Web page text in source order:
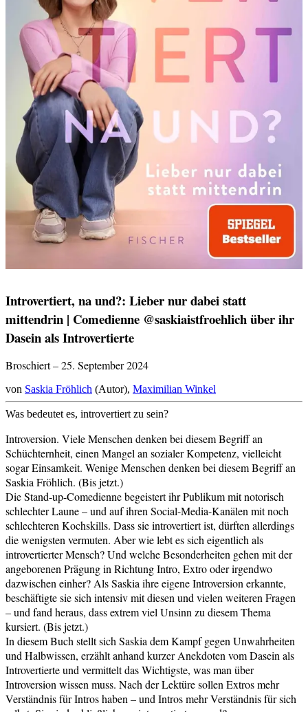
Introvertiert, na und?: Lieber nur dabei statt
mittendrin | Comedienne @saskiaistfroehlich über ihr
Dasein als Introvertierte
Broschiert – 25. September 2024
von Saskia Fröhlich (Autor), Maximilian Winkel
Was bedeutet es, introvertiert zu sein?
Introversion. Viele Menschen denken bei diesem Begriff an
Schüchternheit, einen Mangel an sozialer Kompetenz, vielleicht
sogarEinsamkeit. Wenige Menschen denken bei diesem Begriff an
Saskia Fröhlich. (Bis jetzt.)
Die Stand-up-Comedienne begeistert ihr Publikum mit notorisch
schlechter Laune – und auf ihren Social-Media-Kanälen mit noch
schlechteren Kochskills. Dass sie introvertiert ist, dürften allerdings
die wenigsten vermuten. Aber wie lebt es sich eigentlich als
introvertierter Mensch?Und welche Besonderheiten gehen mit der
angeborenen Prägung in Richtung Intro, Extro oder irgendwo
dazwischen einher? Als Saskia ihre eigene Introversion erkannte,
beschäftigte sie sich intensiv mit diesen und vielen weiteren Fragen
– und fand heraus, dass extrem viel Unsinn zu diesem Thema
kursiert. (Bis jetzt.)
In diesem Buch stellt sich Saskia dem Kampf gegen Unwahrheiten
und Halbwissen, erzählt anhand kurzer Anekdoten vomDasein als
Introvertierteund vermitteltdas Wichtigste, was man über
Introversion wissen muss. Nach der Lektüre sollen Extros mehr
Verständnis für Intros haben – und Intros mehr Verständnis für sich